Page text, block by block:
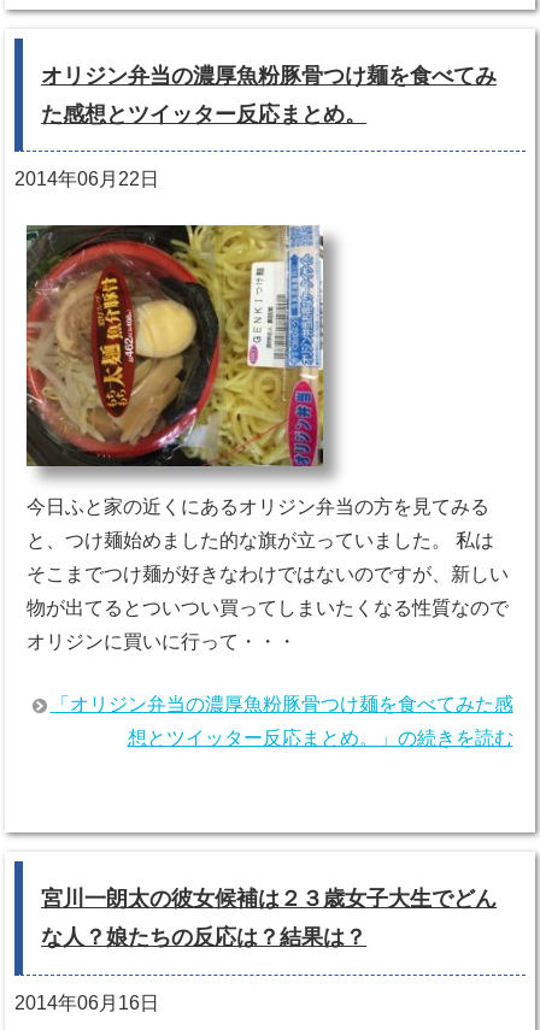
オリジン弁当の濃厚魚粉豚骨つけ麺を食べてみ
た感想とツイッター反応まとめ。
2014年06月22日
今日ふと家の近くにあるオリジン弁当の方を見てみる
と、つけ麺始めました的な旗が立っていました。 私は
そこまでつけ麺が好きなわけではないのですが、新しい
物が出てるとついつい買ってしまいたくなる性質なので
オリジンに買いに行って・・・
「オリジン弁当の濃厚魚粉豚骨つけ麺を食べてみた感
想とツイッター反応まとめ。」の続きを読む
宮川一朗太の彼女候補は２３歳女子大生でどん
な人？娘たちの反応は？結果は？
2014年06月16日